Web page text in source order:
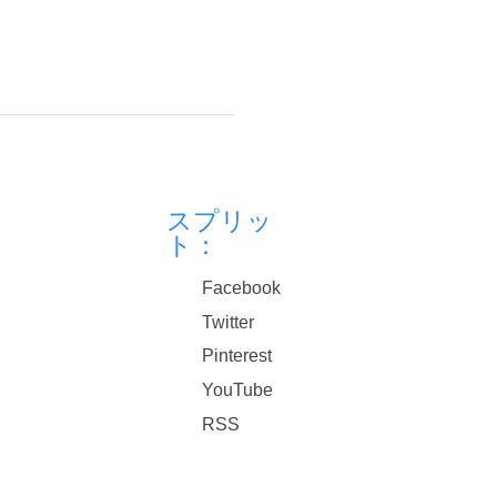
スプリッ
ト：
Facebook
Twitter
Pinterest
YouTube
RSS